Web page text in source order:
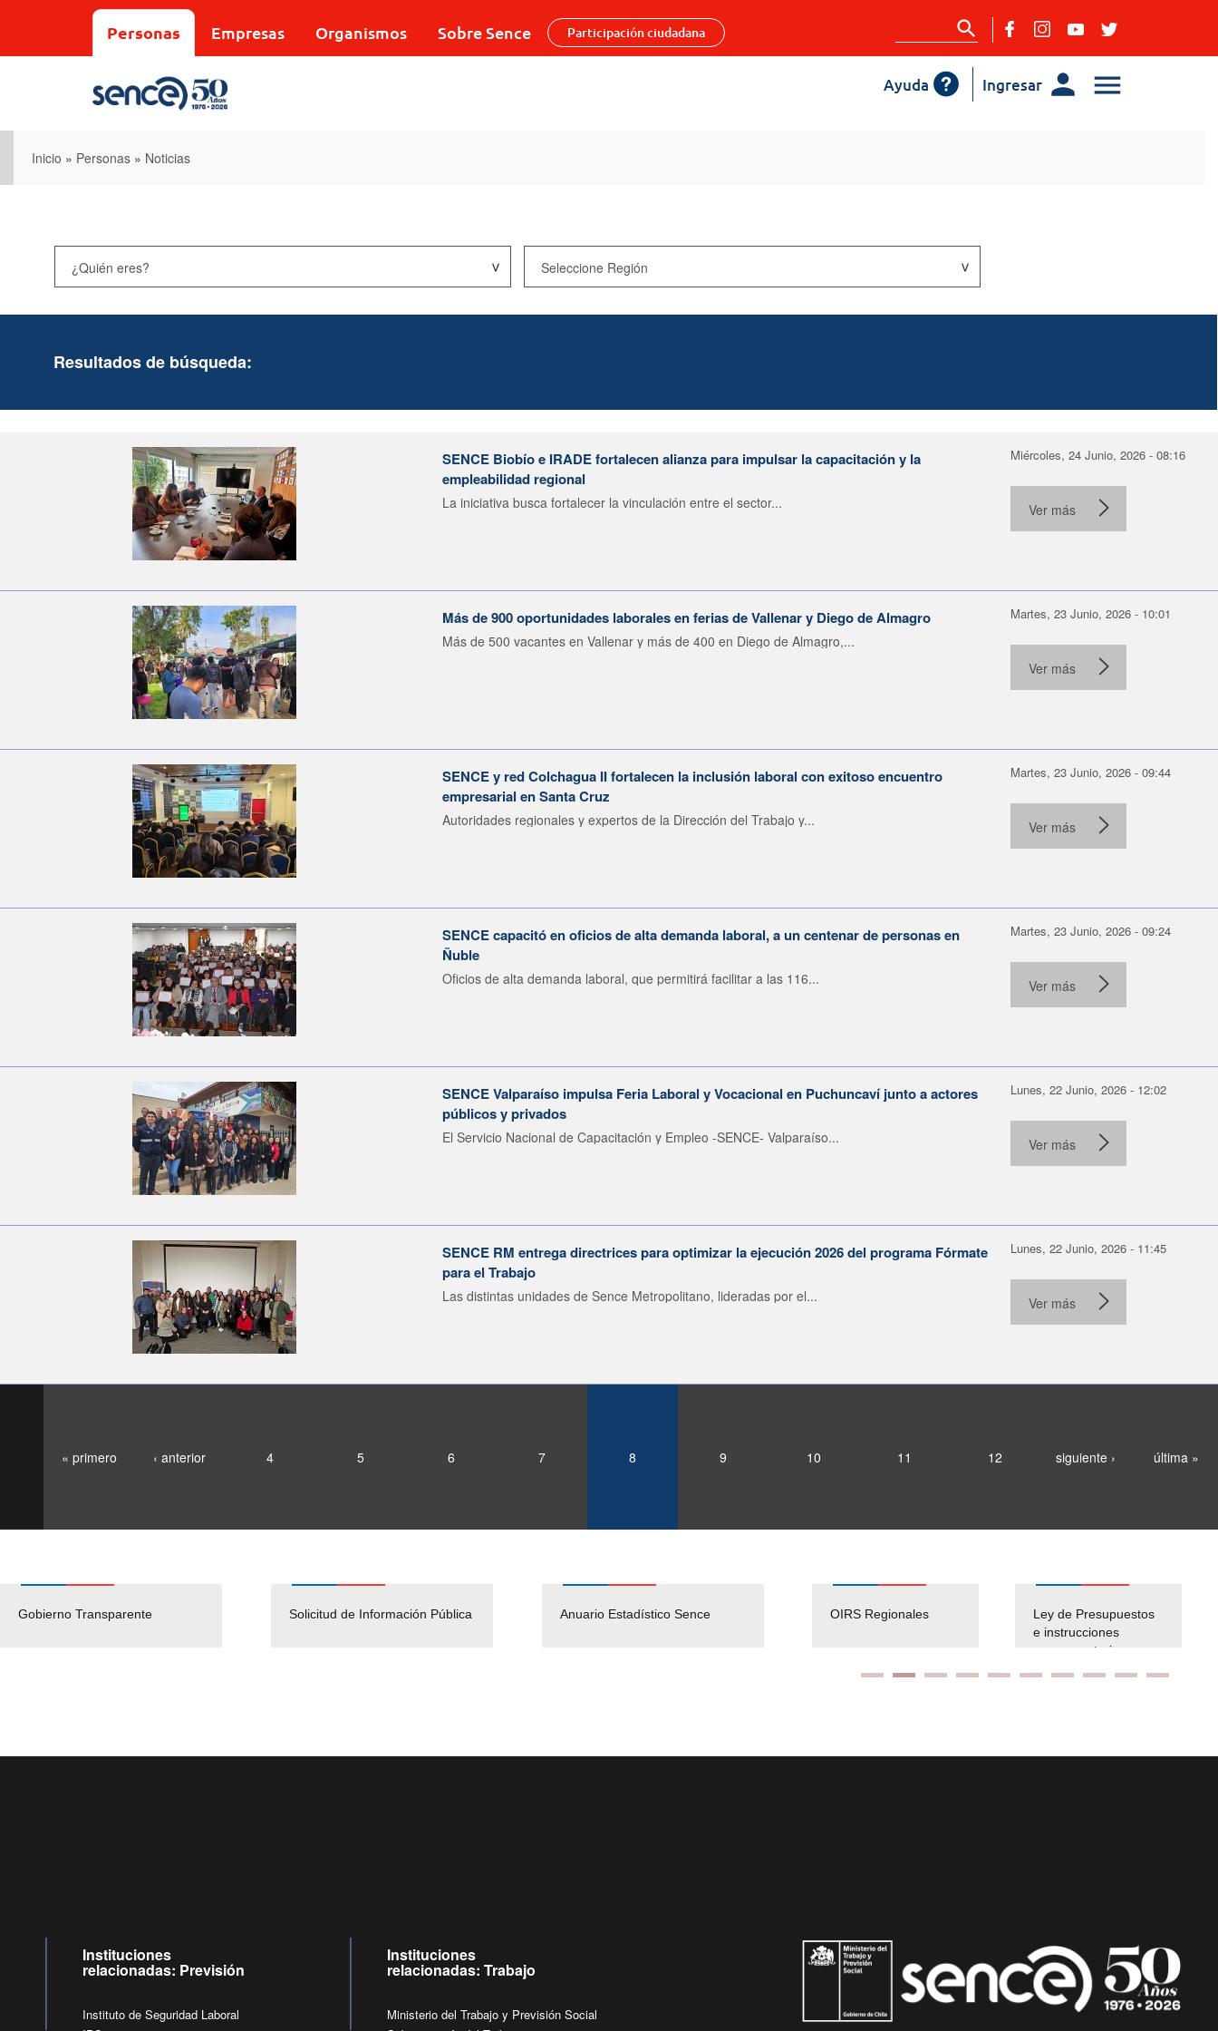
Personas Empresas Organismos Sobre Sence Participación ciudadana
Ingresar
Ayuda
Inicio » Personas » Noticias
Resultados de búsqueda:
SENCE Biobío e IRADE fortalecen alianza para impulsar la capacitación y la
empleabilidad regional
La iniciativa busca fortalecer la vinculación entre el sector...
Miércoles, 24 Junio, 2026 - 08:16
Ver más
Más de 900 oportunidades laborales en ferias de Vallenar y Diego de Almagro
Más de 500 vacantes en Vallenar y más de 400 en Diego de Almagro,...
Martes, 23 Junio, 2026 - 10:01
Ver más
SENCE y red Colchagua II fortalecen la inclusión laboral con exitoso encuentro
empresarial en Santa Cruz
Autoridades regionales y expertos de la Dirección del Trabajo y...
Martes, 23 Junio, 2026 - 09:44
Ver más
SENCE capacitó en oficios de alta demanda laboral, a un centenar de personas en
Ñuble
Oficios de alta demanda laboral, que permitirá facilitar a las 116...
Martes, 23 Junio, 2026 - 09:24
Ver más
SENCE Valparaíso impulsa Feria Laboral y Vocacional en Puchuncaví junto a actores
públicos y privados
El Servicio Nacional de Capacitación y Empleo -SENCE- Valparaíso...
Lunes, 22 Junio, 2026 - 12:02
Ver más
SENCE RM entrega directrices para optimizar la ejecución 2026 del programa Fórmate
para el Trabajo
Las distintas unidades de Sence Metropolitano, lideradas por el...
Lunes, 22 Junio, 2026 - 11:45
Ver más
« primero ‹ anterior 4 5 6 7 8 9 10 11 12 siguiente › última »
Gobierno Transparente Solicitud de Información Pública Anuario Estadístico Sence
Pago Proveedores
Empleos Públicos
Solicitud Audiencias y
OIRS Regionales
Ley de Presupuestos
e instrucciones
presuspuetarias
Instituciones
relacionadas: Previsión
Instituto de Seguridad Laboral
Instituciones
relacionadas: Trabajo
Ministerio del Trabajo y Previsión Social